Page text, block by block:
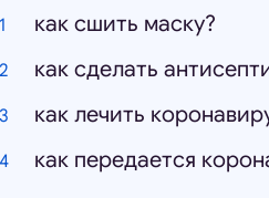
как сшить маску?
как сделать
как лечить
как передается